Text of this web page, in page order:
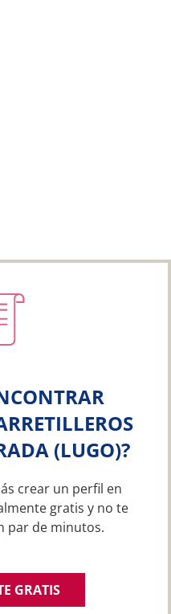
(LUGO)?
crear un perfil en
gratis y no te
par de minutos.
GRATIS